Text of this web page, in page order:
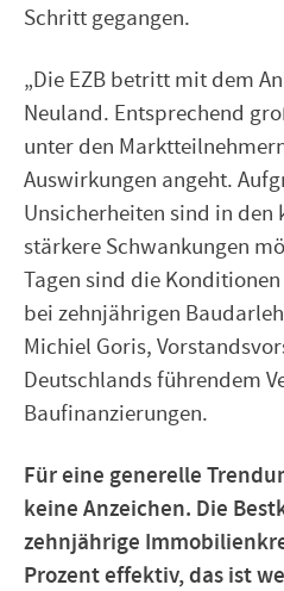
Schritt gegangen.
„Die EZB betritt mit dem
Neuland. Entsprechend
unter den
Auswirkungen angeht.
Unsicherheiten sind in den
stärkere Schwankungen
Tagen sind die
bei zehnjährigen
Michiel Goris,
Deutschlands führendem
Baufinanzierungen.
Für eine generelle
keine Anzeichen. Die
zehnjährige
Prozent effektiv, das ist